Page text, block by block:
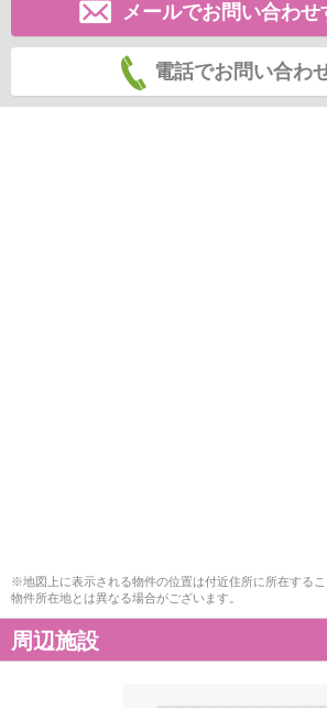
メールでお問い合わせ
電話でお問い合わ
※地図上に表示される物件の位置は付近住所に所在する
物件所在地とは異なる場合がございます。
周辺施設